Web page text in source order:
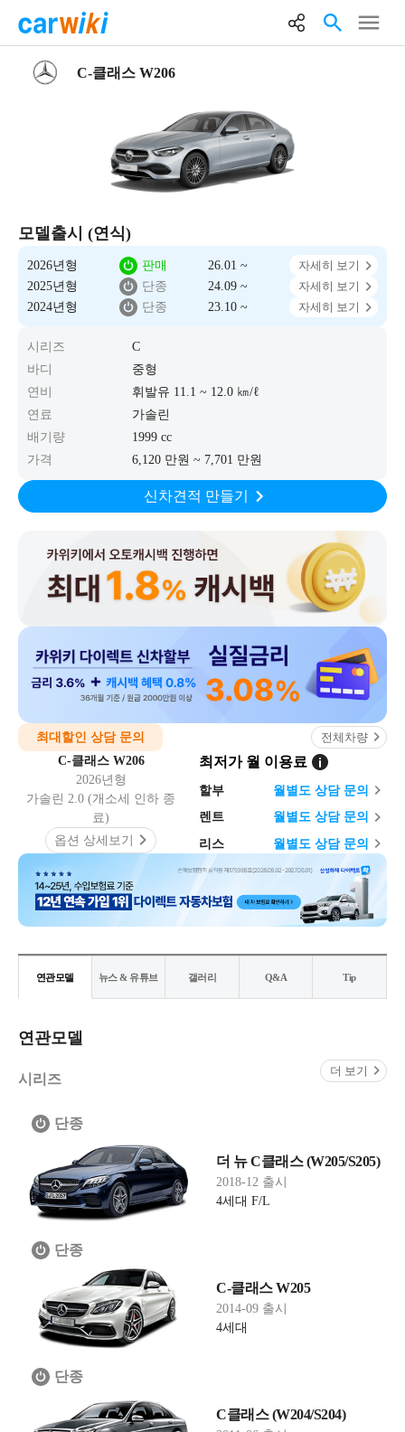
C-클래스 W206
모델출시 (연식)
2026년형 판매 26.01 ~
자세히 보기
2025년형
단종 24.09 ~
자세히 보기
2024년형
단종 23.10 ~ 자세히 보기
시리즈
C
바디
중형
연비
휘발유 11.1 ~ 12.0 ㎞/ℓ
연료
가솔린
배기량
1999 cc
가격
6,120 만원 ~ 7,701 만원
신차견적 만들기
최대할인 상담 문의
전체차량
C-클래스 W206
2026년형
가솔린 2.0 (개소세 인하 종
료)
옵션 상세보기
최저가 월 이용료
할부 월 별도 상담 문의
렌트
월별도 상담 문의
리스
월 별도 상담 문의
연관모델 뉴스 & 유튜브 갤러리 Q&A Tip
연관모델
시리즈
더 보기
단종
더 뉴 C클래스 (W205/S205)
2018-12 출시
4세대 F/L
단종
C-클래스 W205
2014-09 출시
4세대
단종
C클래스 (W204/S204)